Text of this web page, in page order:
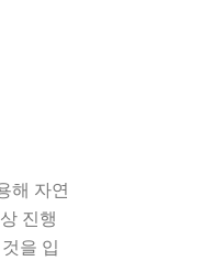
해 자연
진행
을 입